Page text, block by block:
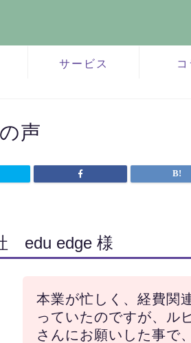
サービス
声
edu edge 様
本業が忙しく、経費関
っていたのですが、ル
さんにお願いした事で